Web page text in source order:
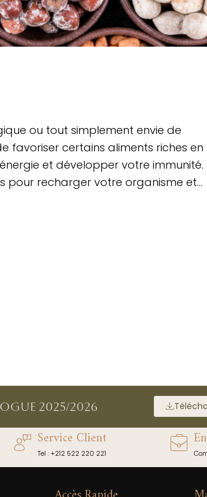
ou tout simplement envie de
favoriser certains aliments riches en
et développer votre immunité.
pour recharger votre organisme et…
2025/2026
Service Client
Tel : +212 522 220 221